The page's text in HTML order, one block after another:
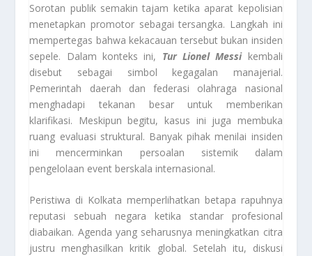
Sorotan publik semakin tajam ketika aparat kepolisian
menetapkan promotor sebagai tersangka. Langkah ini
mempertegas bahwa kekacauan tersebut bukan insiden
sepele. Dalam konteks ini, Tur Lionel Messikembali
disebut sebagai simbol kegagalan manajerial.
Pemerintah daerah dan federasi olahraga nasional
menghadapi tekanan besar untuk memberikan
klarifikasi. Meskipun begitu, kasus ini juga membuka
ruang evaluasi struktural. Banyak pihak menilai insiden
ini mencerminkan persoalan sistemik dalam
pengelolaan event berskala internasional.
Peristiwa di Kolkata memperlihatkan betapa rapuhnya
reputasi sebuah negara ketika standar profesional
diabaikan. Agenda yang seharusnya meningkatkan citra
justru menghasilkan kritik global. Setelah itu, diskusi